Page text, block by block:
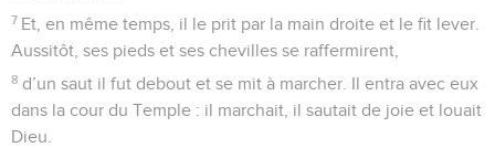
7 Et, en même temps, il le prit par la main droite et le fit lever.
Aussitôt, ses pieds et ses chevilles se raffermirent,
8 d’un saut il fut debout et se mit à marcher. Il entra avec eux
dans la cour du Temple : il marchait, il sautait de joie et louait
Dieu.